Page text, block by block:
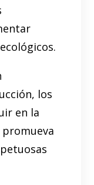
los
en la